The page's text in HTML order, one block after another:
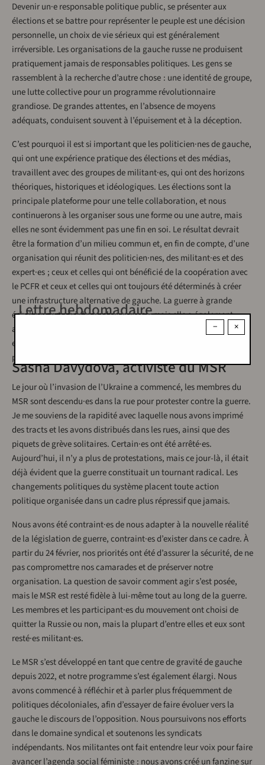
Devenir un·e responsable politique public, se présenter aux
élections et se battre pour représenter le peuple est une décision
personnelle, un choix de vie sérieux qui est généralement
irréversible. Les organisations de la gauche russe ne produisent
pratiquement jamais de responsables politiques. Les gens se
rassemblent à la recherche d’autre chose : une identité de groupe,
une lutte collective pour un programme révolutionnaire
grandiose. De grandes attentes, en l’absence de moyens
adéquats, conduisent souvent à l’épuisement et à la déception.
C’est pourquoi il est si important que les politicien·nes de gauche,
qui ont une expérience pratique des élections et des médias,
travaillent avec des groupes de militant·es, qui ont des horizons
théoriques, historiques et idéologiques. Les élections sont la
principale plateforme pour une telle collaboration, et nous
continuerons à les organiser sous une forme ou une autre, mais
elles ne sont évidemment pas une fin en soi. Le résultat devrait
être la formation d’un milieu commun et, en fin de compte, d’une
organisation qui réunit des politicien·nes, des militant·es et des
expert·es ; ceux et celles qui ont bénéficié de la coopération avec
le PCFR et ceux et celles qui ont toujours été déterminés à créer
une infrastructure alternative de gauche. La guerre à grande
échelle a perturbé de nombreux plans, mais elle a également
accéléré la consolidation de forces de gauche saines – antiguerre
et démocratiques. Le MSR a toujours été à l’avant-garde de ce
processus et y joue aujourd’hui un rôle particulier. n
Sasha Davydova, activiste du MSR
Le jour où l’invasion de l’Ukraine a commencé, les membres du
MSR sont descendu·es dans la rue pour protester contre la guerre.
Je me souviens de la rapidité avec laquelle nous avons imprimé
des tracts et les avons distribués dans les rues, ainsi que des
piquets de grève solitaires. Certain·es ont été arrêté·es.
Aujourd’hui, il n’y a plus de protestations, mais ce jour-là, il était
déjà évident que la guerre constituait un tournant radical. Les
changements politiques du système placent toute action
politique organisée dans un cadre plus répressif que jamais.
Nous avons été contraint·es de nous adapter à la nouvelle réalité
de la législation de guerre, contraint·es d’exister dans ce cadre. À
partir du 24 février, nos priorités ont été d’assurer la sécurité, de ne
pas compromettre nos camarades et de préserver notre
organisation. La question de savoir comment agir s’est posée,
mais le MSR est resté fidèle à lui-même tout au long de la guerre.
Les membres et les participant·es du mouvement ont choisi de
quitter la Russie ou non, mais la plupart d’entre elles et eux sont
resté·es militant·es.
Le MSR s’est développé en tant que centre de gravité de gauche
depuis 2022, et notre programme s’est également élargi. Nous
avons commencé à réfléchir et à parler plus fréquemment de
politiques décoloniales, afin d’essayer de faire évoluer vers la
gauche le discours de l’opposition. Nous poursuivons nos efforts
dans le domaine syndical et soutenons les syndicats
indépendants. Nos militantes ont fait entendre leur voix pour faire
avancer l’agenda social féministe : nous avons créé un fanzine sur
×
−
Lettre hebdomadaire